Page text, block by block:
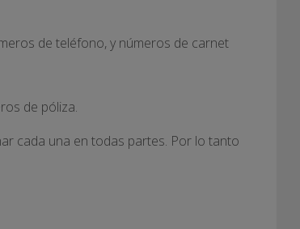
de teléfono, y números de carnet
de póliza.
cada una en todas partes. Por lo tanto